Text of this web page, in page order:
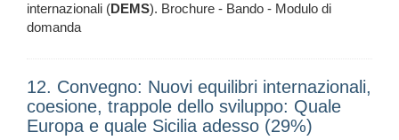
internazionali (DEMS). Brochure - Bando - Modulo di
domanda
12. Convegno: Nuovi equilibri internazionali,
coesione, trappole dello sviluppo: Quale
Europa e quale Sicilia adesso (29%)